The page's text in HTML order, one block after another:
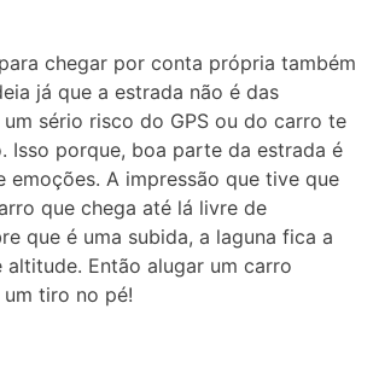
chegar por conta própria também
já que a estrada não é das
sério risco do GPS ou do carro te
Isso porque, boa parte da estrada é
emoções. A impressão que tive que
que chega até lá livre de
que é uma subida, a laguna fica a
altitude. Então alugar um carro
tiro no pé!